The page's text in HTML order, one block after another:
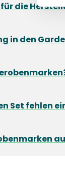
die
in den
Set fehlen